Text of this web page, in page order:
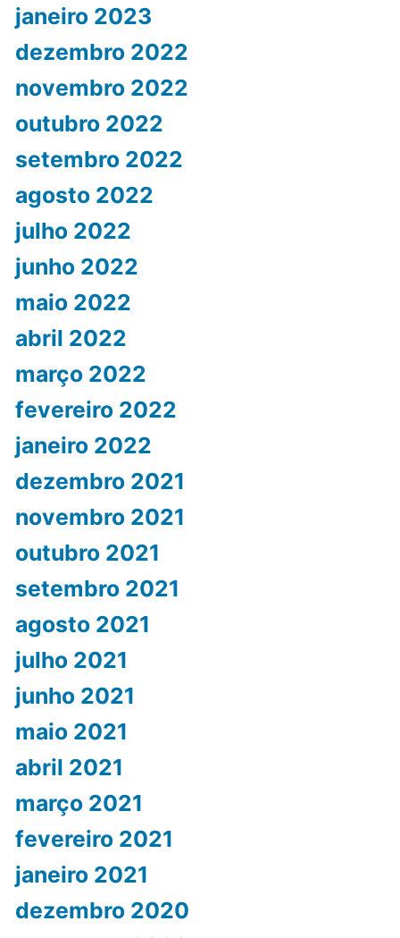
janeiro 2023
dezembro 2022
novembro 2022
outubro 2022
setembro 2022
agosto 2022
julho 2022
junho 2022
maio 2022
abril 2022
março 2022
fevereiro 2022
janeiro 2022
dezembro 2021
novembro 2021
outubro 2021
setembro 2021
agosto 2021
julho 2021
junho 2021
maio 2021
abril 2021
março 2021
fevereiro 2021
janeiro 2021
dezembro 2020